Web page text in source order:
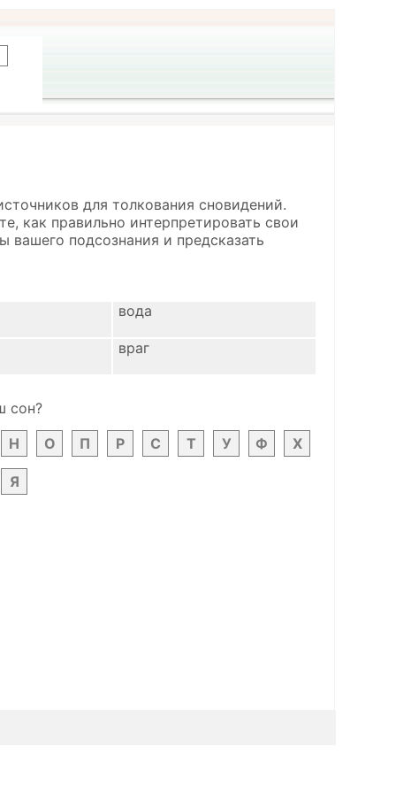
для толкования сновидений.
как правильно интерпретировать свои
вашего подсознания и предсказать
вода
враг
сон?
Н О П Р С Т У Ф Х
Я